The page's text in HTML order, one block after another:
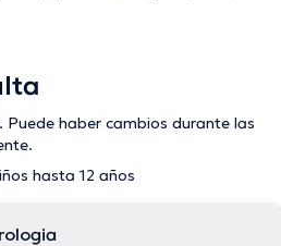
Puede haber cambios durante las
hasta 12 años